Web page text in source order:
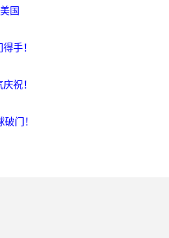
国
手！
祝！
门！